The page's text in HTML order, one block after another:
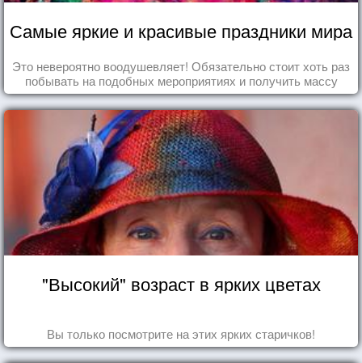
Самые яркие и красивые праздники мира
Это невероятно воодушевляет! Обязательно стоит хоть раз
побывать на подобных мероприятиях и получить массу
впечатлений!
"Высокий" возраст в ярких цветах
Вы только посмотрите на этих ярких старичков!